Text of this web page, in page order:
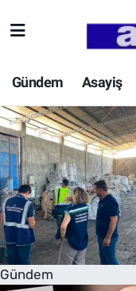
Gündem Asayiş
Gündem